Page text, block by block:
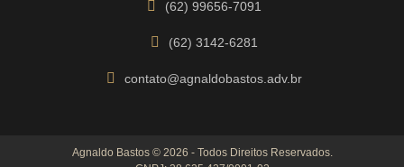
(62) 99656-7091
(62) 3142-6281
contato@agnaldobastos.adv.br
Agnaldo Bastos © 2026 - Todos Direitos Reservados.